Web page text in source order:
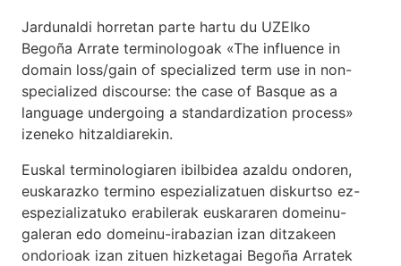
Jardunaldi horretan parte hartu du UZEIko
Begoña Arrate terminologoak «The influence in
domain loss/gain of specialized term use in non-
specialized discourse: the case of Basque as a
language undergoing a standardization process»
izeneko hitzaldiarekin.
Euskal terminologiaren ibilbidea azaldu ondoren,
euskarazko termino espezializatuen diskurtso ez-
espezializatuko erabilerak euskararen domeinu-
galeran edo domeinu-irabazian izan ditzakeen
ondorioak izan zituen hizketagai Begoña Arratek